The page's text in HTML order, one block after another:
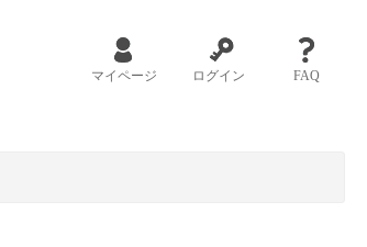
マイページ ログイン FAQ